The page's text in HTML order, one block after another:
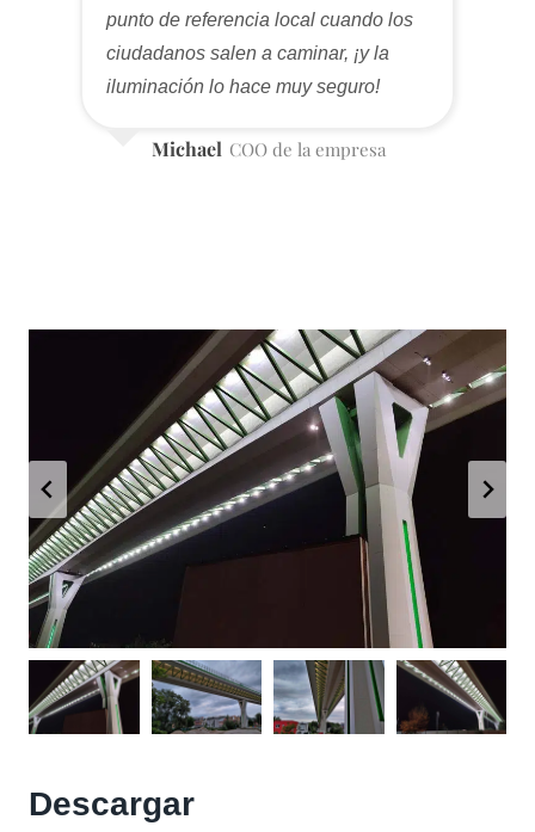
punto de referencia local cuando los
ciudadanos salen a caminar, ¡y la
iluminación lo hace muy seguro!
Michael COO de la empresa
Descargar